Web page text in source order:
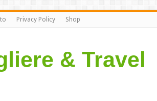
Privacy Policy Shop